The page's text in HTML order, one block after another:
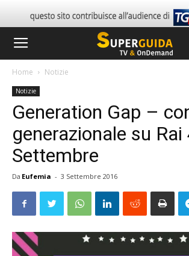
Home Notizie
Notizie
Generation Gap –
generazionale su Rai
Settembre
Da Eufemia - 3 Settembre 2016